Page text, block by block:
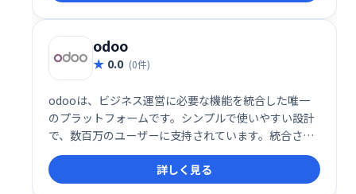
odoo
0.0 (0件)
odooは、ビジネス運営に必要な機能を統合した唯一
のプラットフォームです。シンプルで使いやすい設計
で、数百万のユーザーに支持されています。統合され
たアプリにより、業務効率化を実現し、ビジネスの成
長を支援します。
詳しく見る